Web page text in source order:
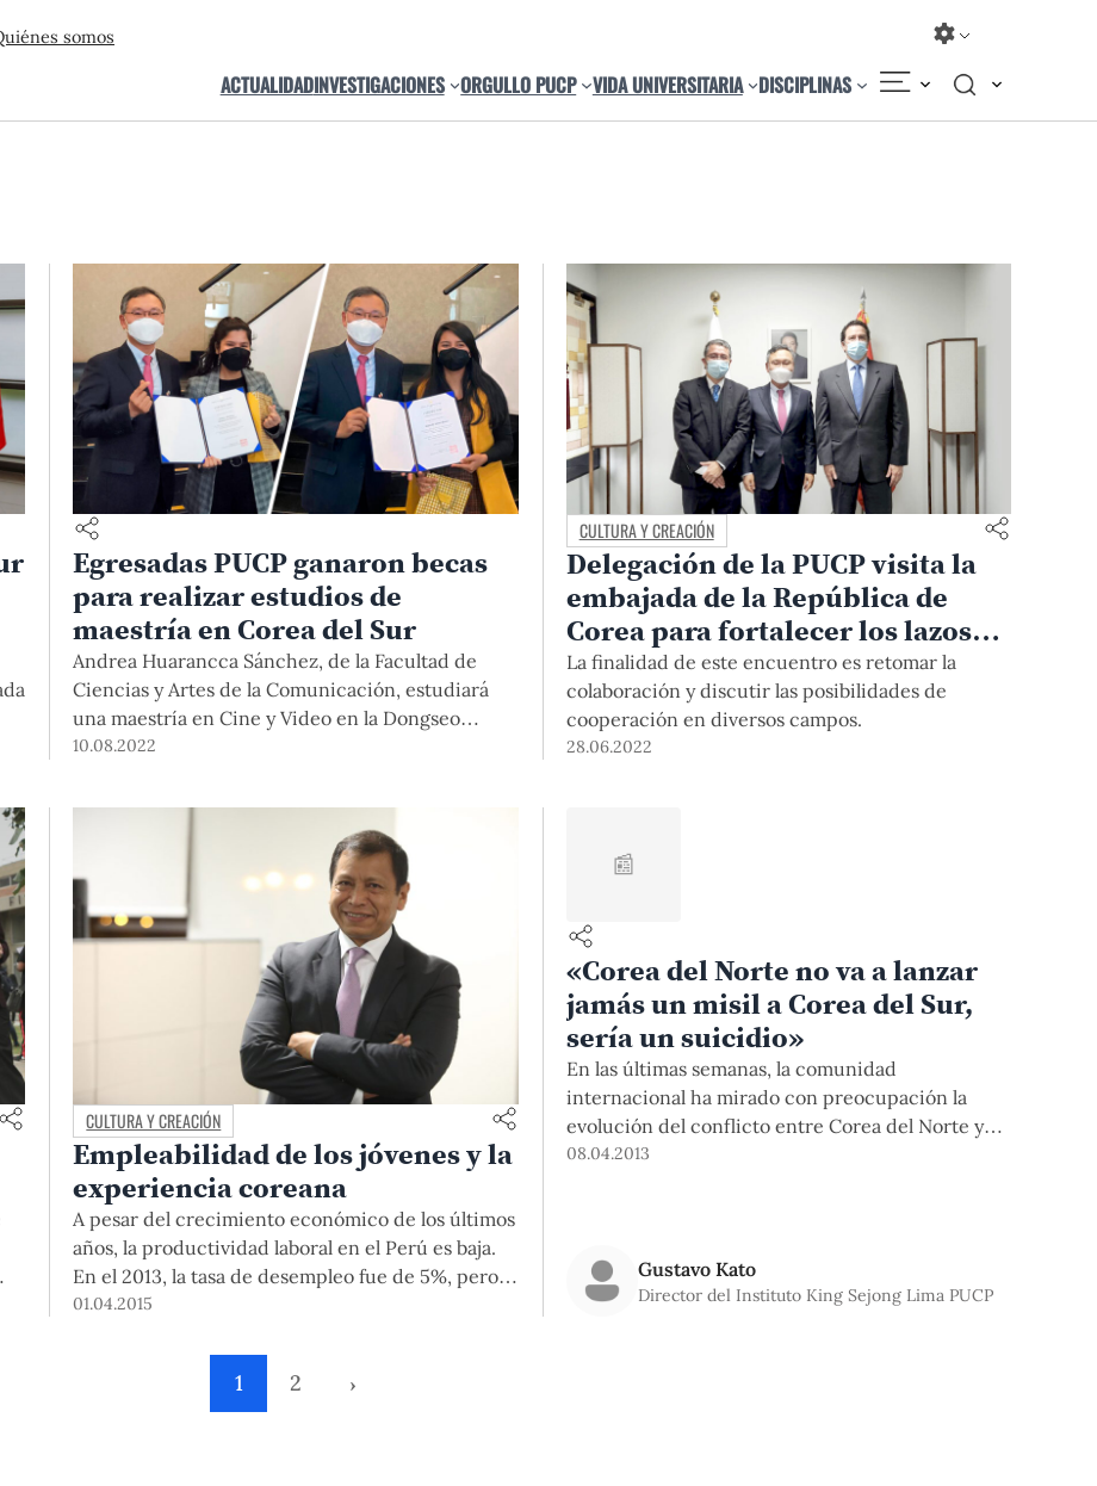
somos
ACTUALIDADINVESTIGACIONES ORGULLO PUCP VIDA UNIVERSITARIA DISCIPLINAS
Egresadas PUCP ganaron becas
para realizar estudios de
maestría en Corea del Sur
Andrea Huarancca Sánchez, de la Facultad de
Ciencias y Artes de la Comunicación, estudiará
una maestría en Cine y Video en la Dongseo
University. Asimismo, Katyuska Amaro Barrios, de
maestría en Género y Desarrollo en la Escuela de
Graduados en Estudios Internacionales de la
10.08.2022
CULTURA Y CREACIÓN
Delegación de la PUCP visita la
embajada de la República de
Corea para fortalecer los lazos
institucionales
La finalidad de este encuentro es retomar la
colaboración y discutir las posibilidades de
cooperación en diversos campos.
28.06.2022
CULTURA Y CREACIÓN
Empleabilidad de los jóvenes y la
experiencia coreana
A pesar del crecimiento económico de los últimos
años, la productividad laboral en el Perú es baja.
En el 2013, la tasa de desempleo fue de 5%, pero
con un 59% de trabajadores asalariados que
con seguro de salud ni tendrán derecho a una
pensión tras jubilarse). Este problema se agrava si
nos enfocamos en los jóvenes. La tasa de
01.04.2015
📰
«Corea del Norte no va a lanzar
jamás un misil a Corea del Sur,
sería un suicidio»
En las últimas semanas, la comunidad
internacional ha mirado con preocupación la
evolución del conflicto entre Corea del Norte y
Corea del Sur. ¿Son reales las amenazas del
08.04.2013
Gustavo Kato
Director del Instituto King Sejong Lima PUCP
1 2 ›